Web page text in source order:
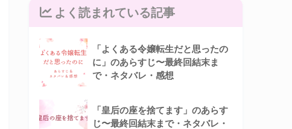
よく読まれている記事
「よくある令嬢転生だと思ったの
に」のあらすじ〜最終回結末ま
で・ネタバレ・感想
「皇后の座を捨てます」のあらす
じ〜最終回結末まで・ネタバレ・